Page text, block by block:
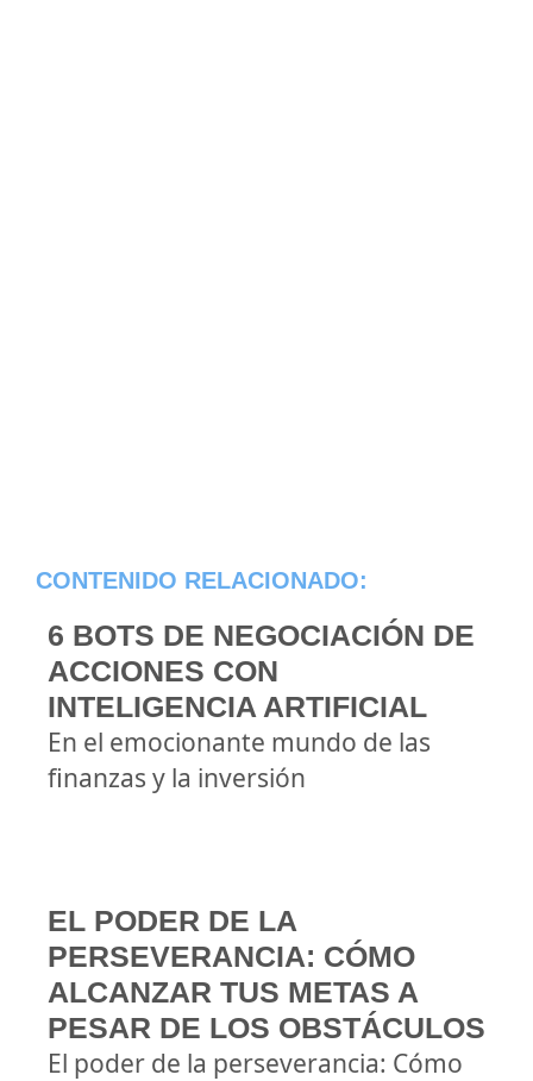
CONTENIDO RELACIONADO:
6 BOTS DE NEGOCIACIÓN DE
ACCIONES CON
INTELIGENCIA ARTIFICIAL
En el emocionante mundo de las
finanzas y la inversión
EL PODER DE LA
PERSEVERANCIA: CÓMO
ALCANZAR TUS METAS A
PESAR DE LOS OBSTÁCULOS
El poder de la perseverancia: Cómo